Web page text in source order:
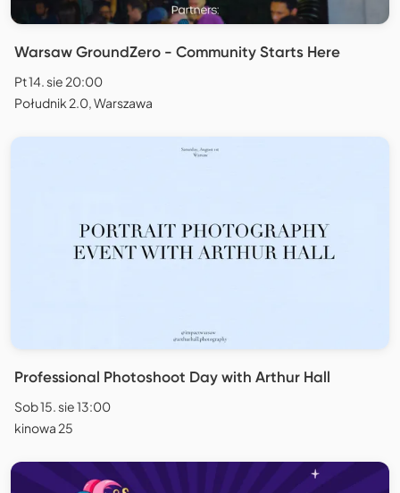
Warsaw GroundZero - Community Starts Here
Pt 14. sie 20:00
Południk 2.0, Warszawa
Professional Photoshoot Day with Arthur Hall
Sob 15. sie 13:00
kinowa 25